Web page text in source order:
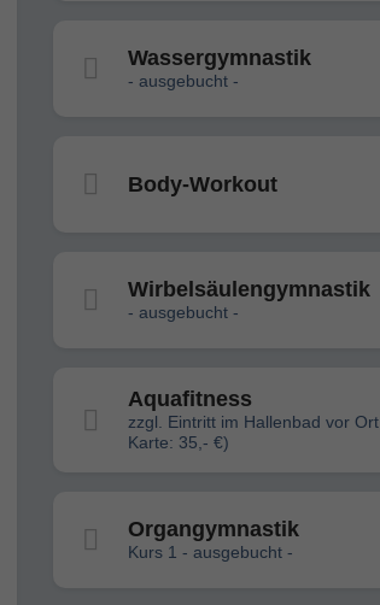
Wassergymnastik
- ausgebucht -
Body-Workout
Wirbelsäulengymnastik
- ausgebucht -
Aquafitness
zzgl. Eintritt im Hallenbad vor
Karte: 35,- €)
Organgymnastik
Kurs 1 - ausgebucht -